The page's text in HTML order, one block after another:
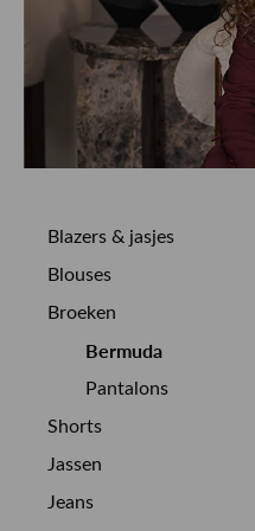
MEER OVER ONS
CUSTOMER CARE
BEKIJK MEER
BEKIJK MEER
Blazers & jasjes
Blouses
Broeken
Bermuda
Pantalons
Shorts
Jassen
Jeans